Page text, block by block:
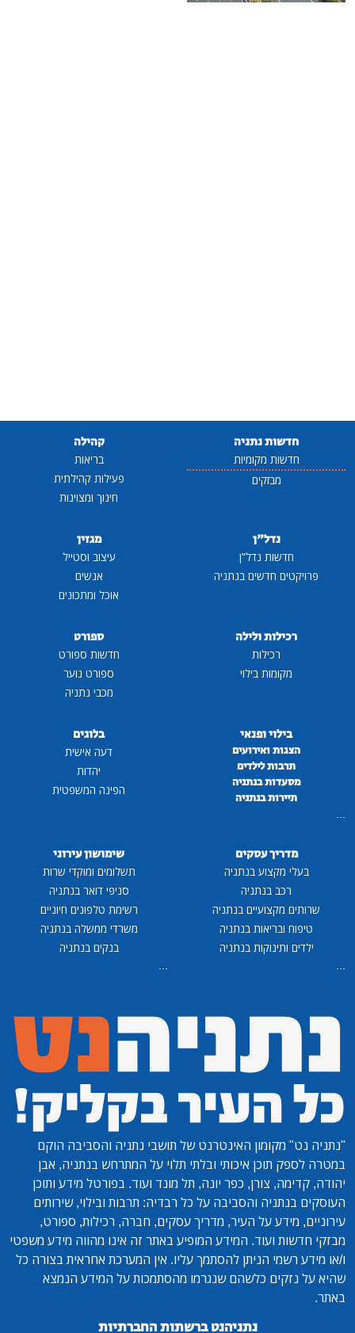
חדשות נתניה
חדשות מקומיות
מבזקים
קהילה
בריאות
פעילות קהילתית
חינוך ומצוינות
נדל"ן
חדשות נדל"ן
פרויקטים חדשים בנתניה
מגזין
עיצוב וסטייל
אנשים
אוכל ומתכונים
רכילות ולילה
רכילות
מקומות בילוי
ספורט
חדשות ספורט
ספורט נוער
מכבי נתניה
בילוי ופנאי
הצגות ואירועים
תרבות לילדים
מסעדות בנתניה
תיירות בנתניה
...
בלוגים
דעה אישית
יהדות
הפינה המשפטית
מדריך עסקים
בעלי מקצוע בנתניה
רכב בנתניה
שרותים מקצועיים בנתניה
טיפוח ובריאות בנתניה
ילדים ותינוקות בנתניה
...
שימושון עירוני
תשלומים ומוקדי שרות
סניפי דואר בנתניה
רשימת טלפונים חיוניים
משרדי ממשלה בנתניה
בנקים בנתניה
...
"נתניה נט" מקומון האינטרנט של תושבי נתניה והסביבה הוקם
במטרה לספק תוכן איכותי ובלתי תלוי על המתרחש בנתניה, אבן
יהודה, קדימה, צורן, כפר יונה, תל מונד ועוד. בפורטל מידע ותוכן
העוסקים בנתניה והסביבה על כל רבדיה: תרבות ובילוי, שירותים
עירוניים, מידע על העיר, מדריך עסקים, חברה, רכילות, ספורט,
מבזקי חדשות ועוד. המידע המופיע באתר זה אינו מהווה מידע משפטי
ו/או מידע רשמי הניתן להסתמך עליו. אין המערכת אחראית בצורה כל
שהיא על נזקים כלשהם שנגרמו מהסתמכות על המידע הנמצא
באתר.
נתניהנט ברשתות החברתיות